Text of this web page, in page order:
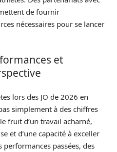
de fournir
nécessaires pour se lancer
et
lors des JO de 2026 en
simplement à des chiffres
fruit d’un travail acharné,
et d’une capacité à exceller
performances passées, des